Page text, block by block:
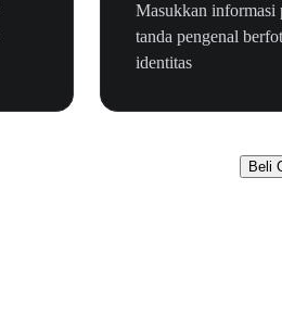
Masukkan informasi
tanda pengenal
identitas
Beli